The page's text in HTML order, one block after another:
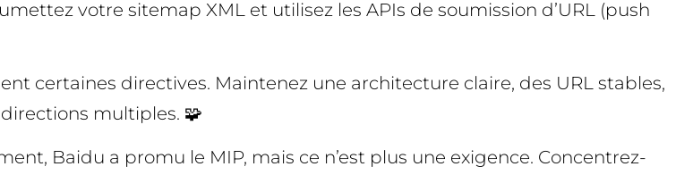
votre sitemap XML et utilisez les APIs de soumission d’URL (push
certaines directives. Maintenez une architecture claire, des URL stables,
multiples. 🧩
Baidu a promu le MIP, mais ce n’est plus une exigence. Concentrez-